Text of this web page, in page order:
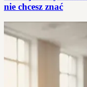
nie chcesz znać